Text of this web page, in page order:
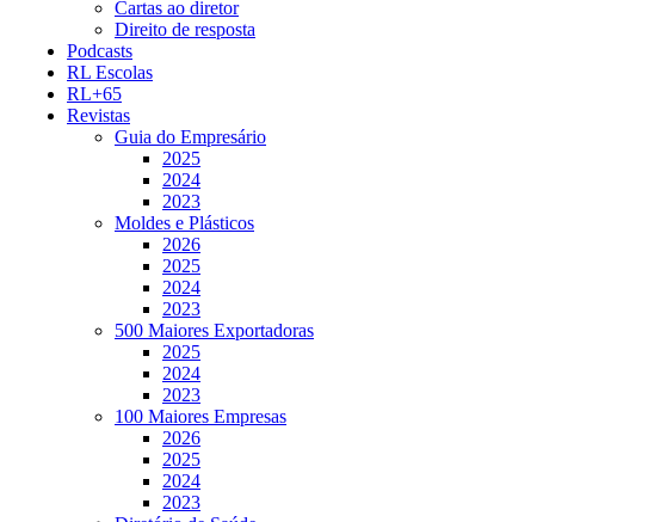
Cartas ao diretor
Direito de resposta
Podcasts
RL Escolas
RL+65
Revistas
Guia do Empresário
2025
2024
2023
Moldes e Plásticos
2026
2025
2024
2023
500 Maiores Exportadoras
2025
2024
2023
100 Maiores Empresas
2026
2025
2024
2023